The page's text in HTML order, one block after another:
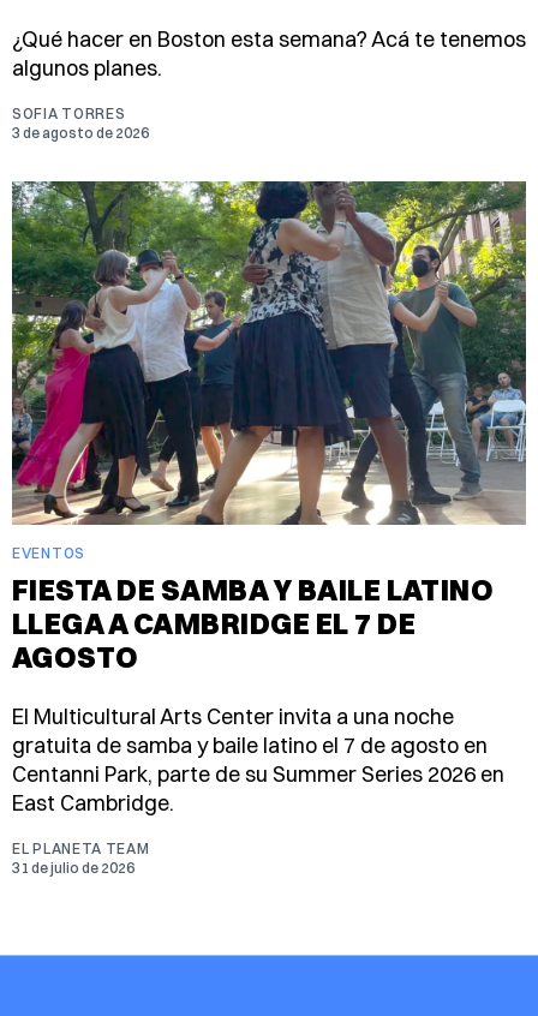
¿Qué hacer en Boston esta semana? Acá te tenemos
algunos planes.
SOFIA TORRES
3 de agosto de 2026
EVENTOS
FIESTA DE SAMBA Y BAILE LATINO
LLEGA A CAMBRIDGE EL 7 DE
AGOSTO
El Multicultural Arts Center invita a una noche
gratuita de samba y baile latino el 7 de agosto en
Centanni Park, parte de su Summer Series 2026 en
East Cambridge.
EL PLANETA TEAM
31 de julio de 2026